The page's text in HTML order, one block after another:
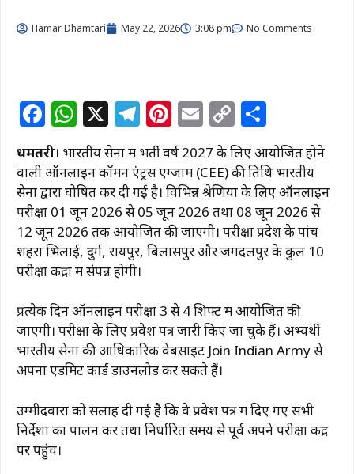
Hamar Dhamtari May 22, 2026 3:08 pm No Comments
F
a
c
e
b
o
o
W
h
at
s
A
p
p
X T
el
e
g
ra
m
Pi
n
te
re
st
E
m
ai
l
C
o
p
y
Li
n
k
h
ar
e
धमतरी। भारतीय सेना में भर्ती वर्ष 2027 के लिए आयोजित होने
वाली ऑनलाइन कॉमन एंट्रेंस एग्जाम (CEE) की तिथि भारतीय
सेना द्वारा घोषित कर दी गई है। विभिन्न श्रेणियों के लिए ऑनलाइन
परीक्षा 01 जून 2026 से 05 जून 2026 तथा 08 जून 2026 से
12 जून 2026 तक आयोजित की जाएगी। परीक्षा प्रदेश के पांच
शहरों भिलाई, दुर्ग, रायपुर, बिलासपुर और जगदलपुर के कुल 10
परीक्षा केंद्रों में संपन्न होगी।
प्रत्येक दिन ऑनलाइन परीक्षा 3 से 4 शिफ्ट में आयोजित की
जाएगी। परीक्षा के लिए प्रवेश पत्र जारी किए जा चुके हैं। अभ्यर्थी
भारतीय सेना की आधिकारिक वेबसाइट Join Indian Army से
अपना एडमिट कार्ड डाउनलोड कर सकते हैं।
उम्मीदवारों को सलाह दी गई है कि वे प्रवेश पत्र में दिए गए सभी
निर्देशों का पालन करें तथा निर्धारित समय से पूर्व अपने परीक्षा केंद्र
पर पहुंचें।